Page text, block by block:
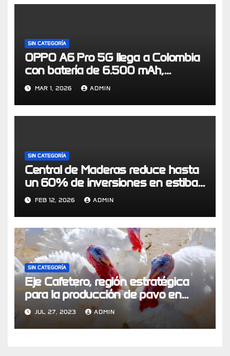
SIN CATEGORÍA
OPPO A6 Pro 5G llega a Colombia
con batería de 6.500 mAh,
certificación IP69 y resistencia de
grado militar
MAR 1, 2026 ADMIN
SIN CATEGORÍA
Central de Maderas reduce hasta
un 60% de inversiones en estibas
a través de modelo de economía
circular logístico
FEB 12, 2026 ADMIN
SIN CATEGORÍA
Eje Cafetero, región estratégica
para la producción de pavo en
Colombia
JUL 27, 2023 ADMIN